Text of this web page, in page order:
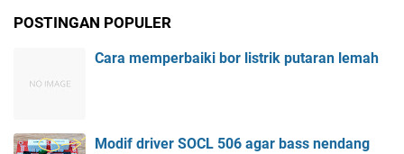
POSTINGAN POPULER
Cara memperbaiki bor listrik putaran lemah
Modif driver SOCL 506 agar bass nendang